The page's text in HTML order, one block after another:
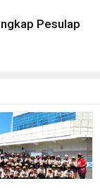
Pesulap